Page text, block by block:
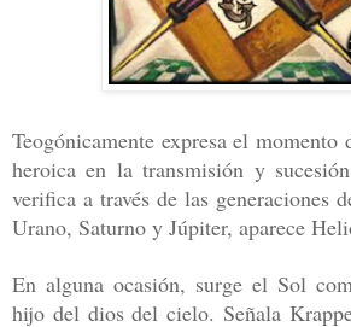
Teogónicamente expresa el
heroica en latransmisión y
verifica a través de las generaciones
Urano, Saturno y Júpiter, aparece
En alguna ocasión, surge el Sol
hijo del dios delcielo. Señala